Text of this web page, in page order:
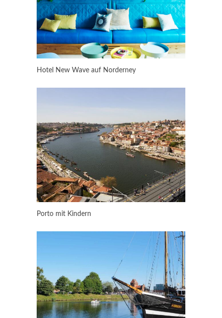
Hotel New Wave auf Norderney
Porto mit Kindern